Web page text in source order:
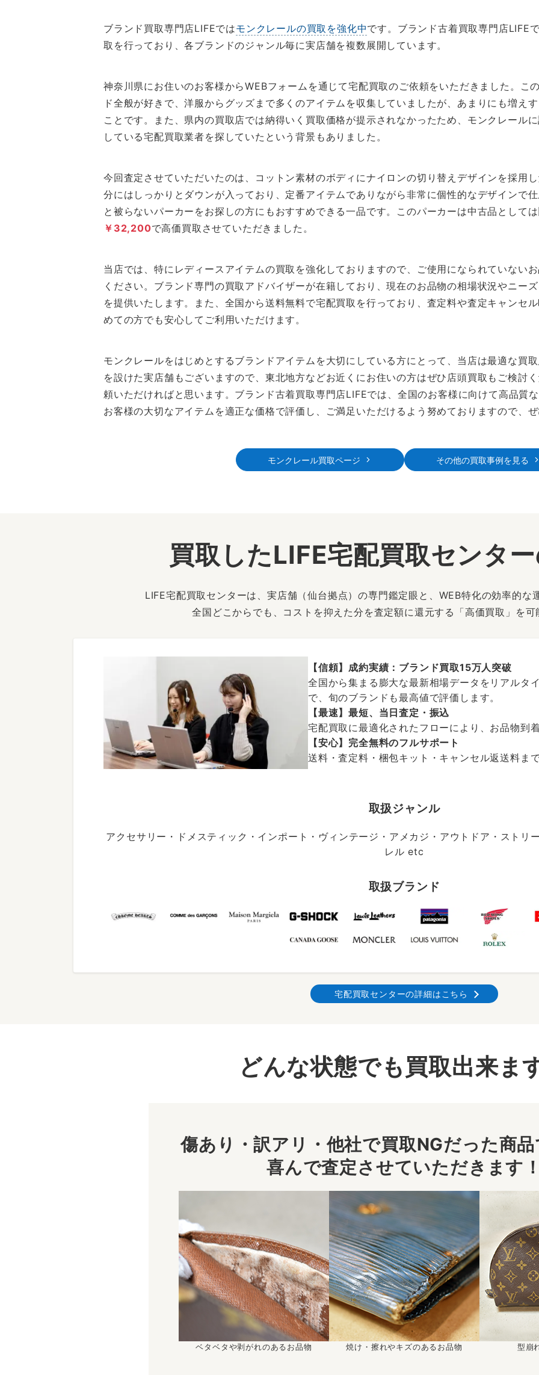
ブランド買取専門店LIFEではモンクレールの買取を強化中です。ブランド古着買取専門店LIFE
取を行っており、各ブランドのジャンル毎に実店舗を複数展開しています。
神奈川県にお住いのお客様からWEBフォームを通じて宅配買取のご依頼をいただきました。こ
ド全般が好きで、洋服からグッズまで多くのアイテムを収集していましたが、あまりにも増え
ことです。また、県内の買取店では納得いく買取価格が提示されなかったため、モンクレール
している宅配買取業者を探していたという背景もありました。
今回査定させていただいたのは、コットン素材のボディにナイロンの切り替えデザインを採用
分にはしっかりとダウンが入っており、定番アイテムでありながら非常に個性的なデザインで
と被らないパーカーをお探しの方にもおすすめできる一品です。このパーカーは中古品として
￥32,200で高価買取させていただきました。
当店では、特にレディースアイテムの買取を強化しておりますので、ご使用になられていない
ください。ブランド専門の買取アドバイザーが在籍しており、現在のお品物の相場状況やニー
を提供いたします。また、全国から送料無料で宅配買取を行っており、査定料や査定キャンセ
めての方でも安心してご利用いただけます。
モンクレールをはじめとするブランドアイテムを大切にしている方にとって、当店は最適な買
を設けた実店舗もございますので、東北地方などお近くにお住いの方はぜひ店頭買取もご検討
頼いただければと思います。ブランド古着買取専門店LIFEでは、全国のお客様に向けて高品質
お客様の大切なアイテムを適正な価格で評価し、ご満足いただけるよう努めておりますので、
モンクレール買取ページ その他の買取事例を見る
買取したLIFE宅配買取センタ
LIFE宅配買取センターは、実店舗（仙台拠点）の専門鑑定眼と、WEB特化の効率的な
全国どこからでも、コストを抑えた分を査定額に還元する「高価買取」を
【信頼】成約実績：ブランド買取15万人突破
全国から集まる膨大な最新相場データをリアルタ
で、旬のブランドも最高値で評価します。
【最速】最短、当日査定・振込
宅配買取に最適化されたフローにより、お品物到
【安心】完全無料のフルサポート
送料・査定料・梱包キット・キャンセル返送料ま
取扱ジャンル
アクセサリー・ドメスティック・インポート・ヴィンテージ・アメカジ・アウトドア・ストリ
レル etc
取扱ブランド
宅配買取センターの詳細はこちら
どんな状態でも買取出来ま
傷あり・訳アリ・他社で買取NGだった商
喜んで査定させていただきます
ベタベタや剥がれのあるお品物 焼け・擦れやキズのあるお品物 型崩